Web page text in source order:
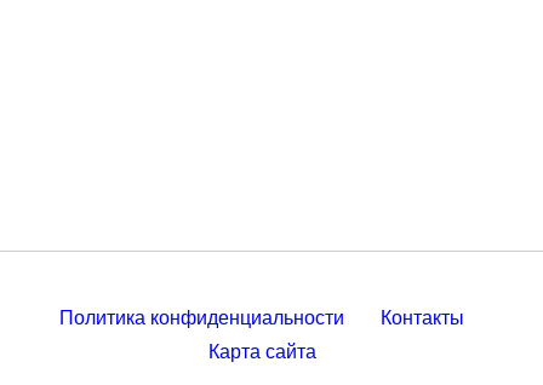
Политика конфиденциальности
Контакты
Карта сайта